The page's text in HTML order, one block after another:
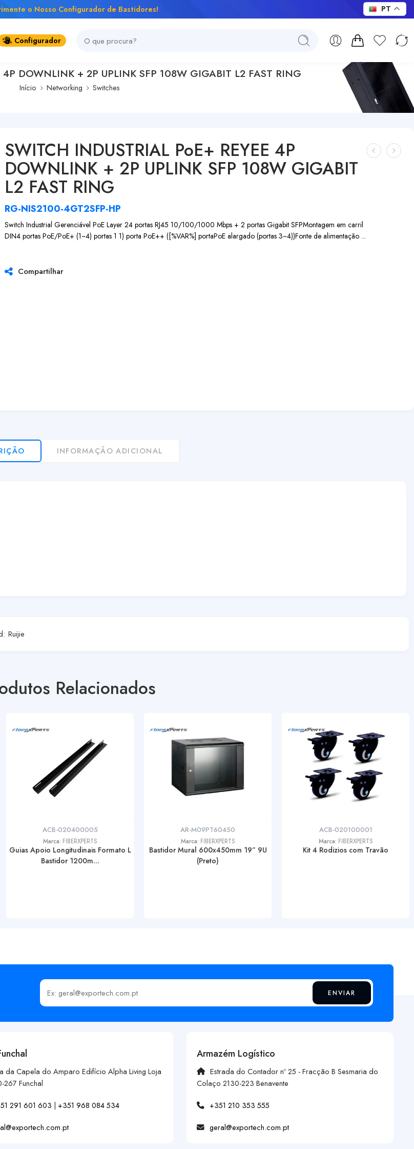
o Nosso Configurador de Bastidores!
Configurador
DOWNLINK + 2P UPLINK SFP 108W GIGABIT L2 FAST RING
Início Networking Switches
SWITCH INDUSTRIAL PoE+ REYEE 4P
DOWNLINK + 2P UPLINK SFP 108W GIGABIT
L2 FAST RING
RG-NIS2100-4GT2SFP-HP
Switch Industrial Gerenciável PoE Layer 24 portas RJ45 10/100/1000 Mbps + 2 portas Gigabit SFPMontagem em carril
DIN4 portas PoE/PoE+ (1~4) portas 1 1) porta PoE++ ([%VAR%] portaPoE alargado (portas 3~4))Fonte de alimentação ...
Compartilhar
INFORMAÇÃO ADICIONAL
Ruijie
Relacionados
ACB-020400005
Marca: FIBERXPERTS
Guias Apoio Longitudinais Formato L
Bastidor 1200m...
AR-M09PT60450
Marca: FIBERXPERTS
Bastidor Mural 600x450mm 19” 9U
(Preto)
ACB-020100001
Marca: FIBERXPERTS
Kit 4 Rodizios com Travão
Insira o seu email ENVIAR
da Capela do Amparo Edifício Alpha Living Loja
Funchal
291 601 603 | +351 968 084 534
Armazém Logístico
Estrada do Contador nº 25 - Fracção B Sesmaria do
Colaço 2130-223 Benavente
+351 210 353 555
geral@exportech.com.pt
PT